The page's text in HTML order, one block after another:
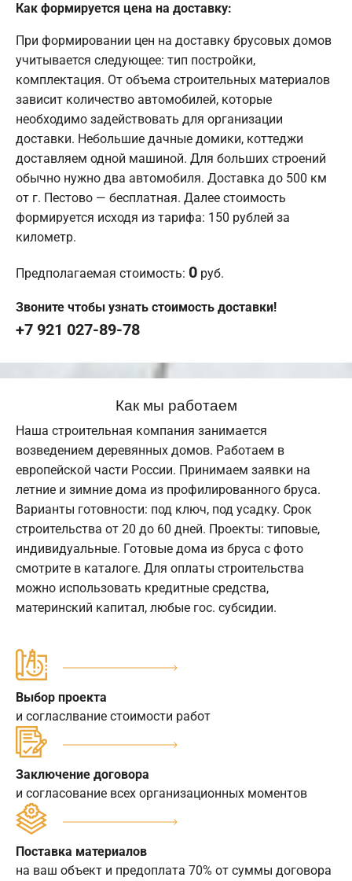
Как формируется цена на доставку:
При формировании цен на доставку брусовых домов
учитывается следующее: тип постройки,
комплектация. От объема строительных материалов
зависит количество автомобилей, которые
необходимо задействовать для организации
доставки. Небольшие дачные домики, коттеджи
доставляем одной машиной. Для больших строений
обычно нужно два автомобиля. Доставка до 500 км
от г. Пестово — бесплатная. Далее стоимость
формируется исходя из тарифа: 150 рублей за
километр.
Предполагаемая стоимость: 0 руб.
Звоните чтобы узнать стоимость доставки!
+7 921 027-89-78
Как мы работаем
Наша строительная компания занимается
возведением деревянных домов. Работаем в
европейской части России. Принимаем заявки на
летние и зимние дома из профилированного бруса.
Варианты готовности: под ключ, под усадку. Срок
строительства от 20 до 60 дней. Проекты: типовые,
индивидуальные. Готовые дома из бруса с фото
смотрите в каталоге. Для оплаты строительства
можно использовать кредитные средства,
материнский капитал, любые гос. субсидии.
Выбор проекта
и согласлвание стоимости работ
Заключение договора
и согласование всех организационных моментов
Поставка материалов
на ваш объект и предоплата 70% от суммы договора